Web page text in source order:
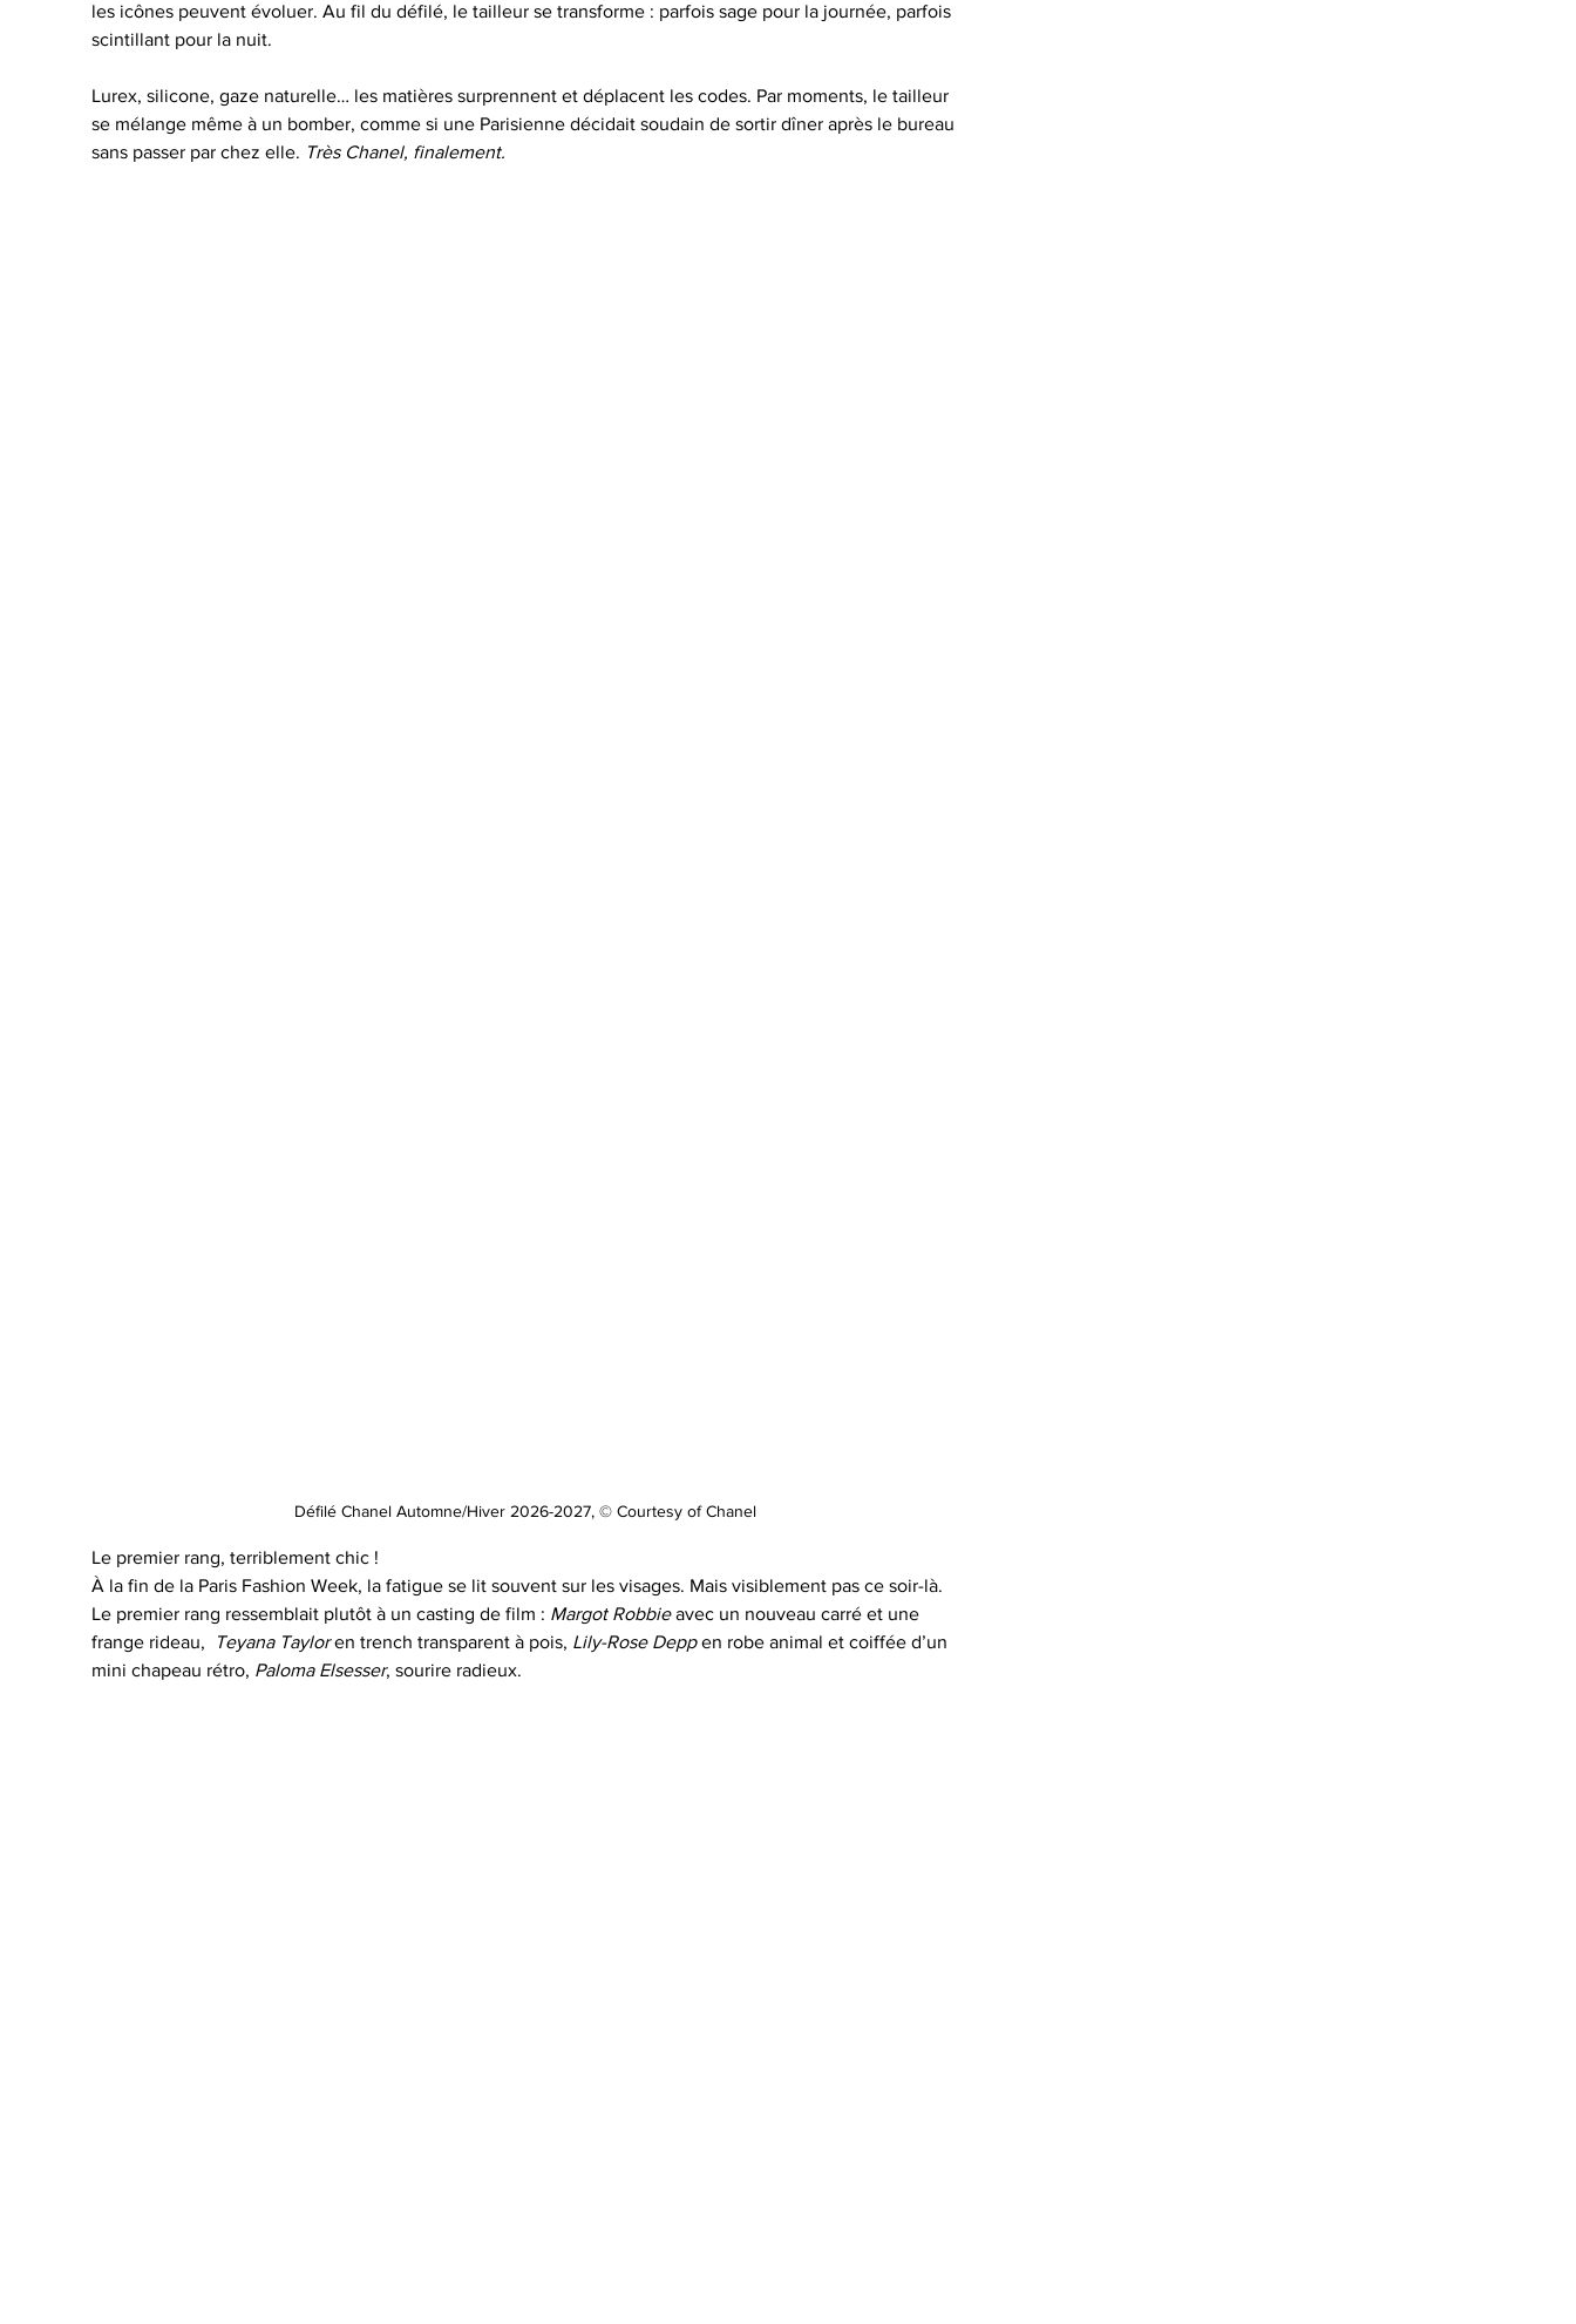
les icônes peuvent évoluer. Au fil du défilé, le tailleur se transforme : parfois sage pour la journée, parfois
scintillant pour la nuit.
Lurex, silicone, gaze naturelle… les matières surprennent et déplacent les codes. Par moments, le tailleur
se mélange même à un bomber, comme si une Parisienne décidait soudain de sortir dîner après le bureau
sans passer par chez elle. Très Chanel, finalement.
Défilé Chanel Automne/Hiver 2026-2027, © Courtesy of Chanel
Le premier rang, terriblement chic !
À la fin de la Paris Fashion Week, la fatigue se lit souvent sur les visages. Mais visiblement pas ce soir-là.
Le premier rang ressemblait plutôt à un casting de film : Margot Robbie avec un nouveau carré et une
frange rideau,
Teyana Taylor en trench transparent à pois, Lily-Rose Depp en robe animal et coiffée d’un
mini chapeau rétro, Paloma Elsesser, sourire radieux.